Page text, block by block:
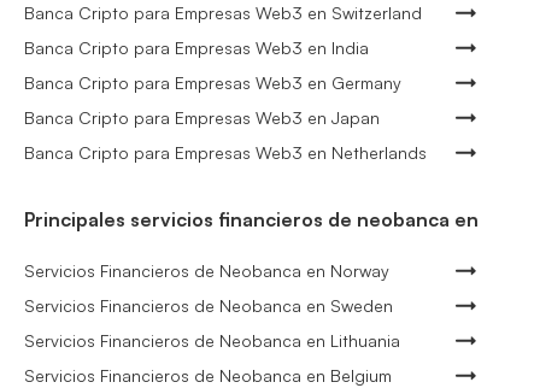
Banca Cripto para Empresas Web3 en Switzerland
Banca Cripto para Empresas Web3 en India
Banca Cripto para Empresas Web3 en Germany
Banca Cripto para Empresas Web3 en Japan
Banca Cripto para Empresas Web3 en Netherlands
Principales servicios financieros de neobanca en
Servicios Financieros de Neobanca en Norway
Servicios Financieros de Neobanca en Sweden
Servicios Financieros de Neobanca en Lithuania
Servicios Financieros de Neobanca en Belgium